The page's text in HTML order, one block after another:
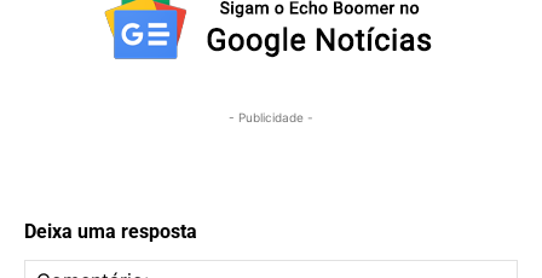
- Publicidade -
Deixa uma resposta